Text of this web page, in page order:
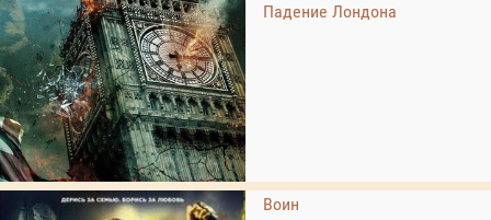
Падение Лондона
Воин